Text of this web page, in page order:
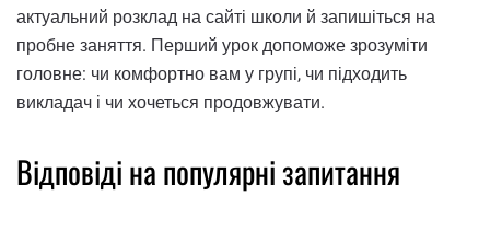
актуальний розклад на сайті школи й запишіться на
пробне заняття. Перший урок допоможе зрозуміти
головне: чи комфортно вам у групі, чи підходить
викладач і чи хочеться продовжувати.
Відповіді на популярні запитання